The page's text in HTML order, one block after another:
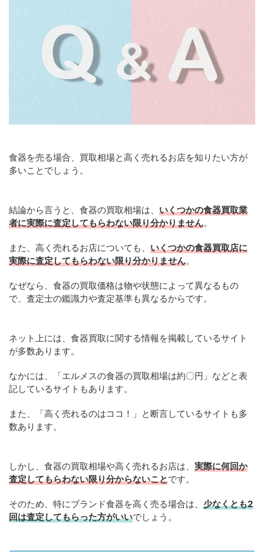
食器を売る場合、買取相場と高く売れるお店を知りたい方が
多いことでしょう。
結論から言うと、食器の買取相場は、 いくつかの食器買取業
者に実際に査定してもらわない限り分かりません。
また、高く売れるお店についても、 いくつかの食器買取店に
実際に査定してもらわない限り分かりません。
なぜなら、食器の買取価格は物や状態によって異なるもの
で、査定士の鑑識力や査定基準も異なるからです。
ネット上には、食器買取に関する情報を掲載しているサイト
が多数あります。
なかには、「エルメスの食器の買取相場は約〇円」などと表
記しているサイトもあります。
また、「高く売れるのはココ！」と断言しているサイトも多
数あります。
しかし、食器の買取相場や高く売れるお店は、 実際に何回か
査定してもらわない限り分からないことです。
そのため、特にブランド食器を高く売る場合は、 少なくとも2
回は査定してもらった方がいいでしょう。